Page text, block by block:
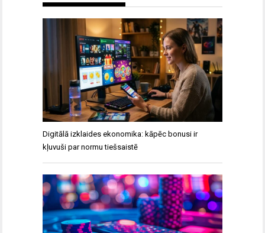
Digitālā izklaides ekonomika: kāpēc bonusi ir
kļuvuši par normu tiešsaistē